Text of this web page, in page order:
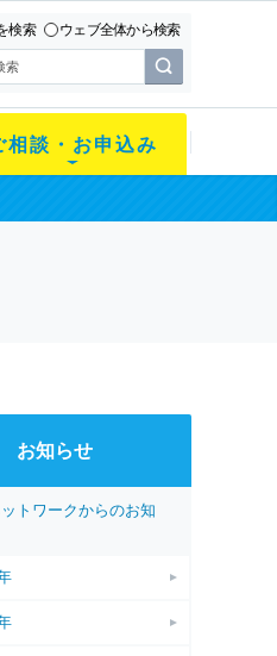
検索 ウェブ全体から検索
相談・お申込み
お知らせ
トワークからのお知